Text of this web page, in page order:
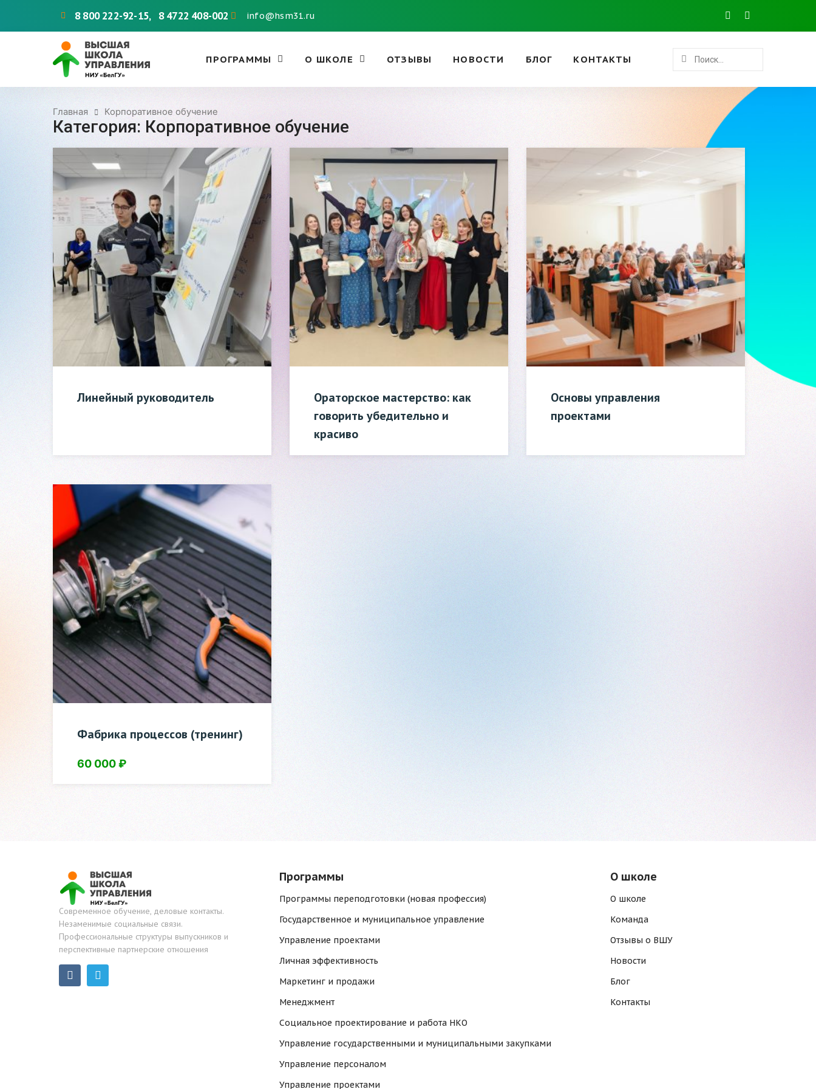
8 800 222-92-15, 8 4722 408-002 info@hsm31.ru
ПРОГРАММЫ О ШКОЛЕ ОТЗЫВЫ НОВОСТИ БЛОГ КОНТАКТЫ
Главная Корпоративное обучение
Категория: Корпоративное обучение
Линейный руководитель
Ораторское мастерство: как
говорить убедительно и
красиво
Основы управления
проектами
Фабрика процессов (тренинг)
60 000₽
Современное обучение, деловые контакты.
Незаменимые социальные связи.
Профессиональные структуры выпускников и
перспективные партнерские отношения
Программы
Программы переподготовки (новая профессия)
Государственное и муниципальное управление
Управление проектами
Личная эффективность
Маркетинг и продажи
Менеджмент
Социальное проектирование и работа НКО
Управление государственными и муниципальными закупками
Управление персоналом
Управление проектами
О школе
О школе
Команда
Отзывы о ВШУ
Новости
Блог
Контакты